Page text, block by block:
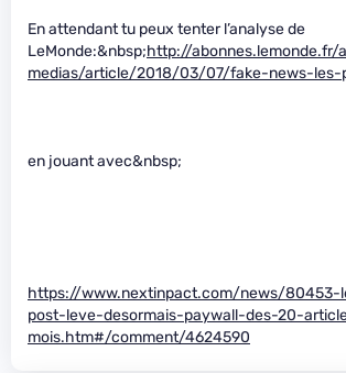
En attendant tu peux tenter l’analyse de
LeMonde:&nbsp;http://abonnes.lemonde.fr/
medias/article/2018/03/07/fake-news-les-
en jouant avec&nbsp;
https://www.nextinpact.com/news/80453-
post-leve-desormais-paywall-des-20-
mois.htm#/comment/4624590